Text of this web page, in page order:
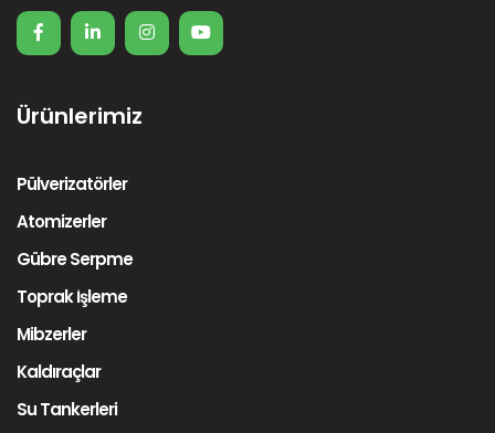
Ürünlerimiz
Pülverizatörler
Atomizerler
Gübre Serpme
Toprak İşleme
Mibzerler
Kaldıraçlar
Su Tankerleri